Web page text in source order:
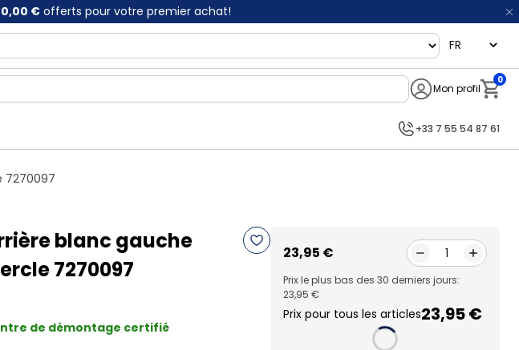
€offerts pour votre premier achat!
language
Mon profil
0
+33 7 55 54 87 61
7270097
blanc gauche
7270097
de démontage certifié
23,95 € 1
Prix le plus bas des 30 derniers jours:
23,95 €
Prix pour tous les articles23,95 €